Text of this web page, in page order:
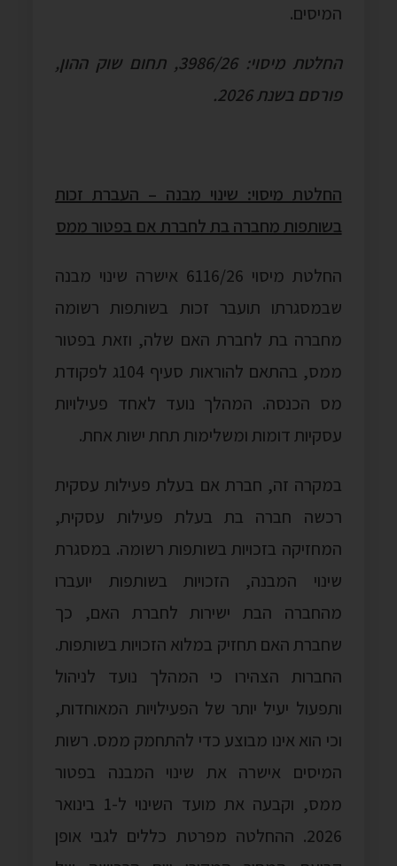
המיסים.
החלטת מיסוי: 3986/26, תחום שוק ההון,
פורסם בשנת 2026.
החלטת מיסוי: שינוי מבנה – העברת זכות
בשותפות מחברה בת לחברת אם בפטור ממס
החלטת מיסוי 6116/26 אישרה שינוי מבנה
שבמסגרתו תועבר זכות בשותפות רשומה
מחברה בת לחברת האם שלה, וזאת בפטור
ממס, בהתאם להוראות סעיף 104ג לפקודת
מס הכנסה. המהלך נועד לאחד פעילויות
עסקיות דומות ומשלימות תחת ישות אחת.
במקרה זה, חברת אם בעלת פעילות עסקית
רכשה חברה בת בעלת פעילות עסקית,
המחזיקה בזכויות בשותפות רשומה. במסגרת
שינוי המבנה, הזכויות בשותפות יועברו
מהחברה הבת ישירות לחברת האם, כך
שחברת האם תחזיק במלוא הזכויות בשותפות.
החברות הצהירו כי המהלך נועד לניהול
ותפעול יעיל יותר של הפעילויות המאוחדות,
וכי הוא אינו מבוצע כדי להתחמק ממס. רשות
המיסים אישרה את שינוי המבנה בפטור
ממס, וקבעה את מועד השינוי ל-1 בינואר
2026. ההחלטה מפרטת כללים לגבי אופן